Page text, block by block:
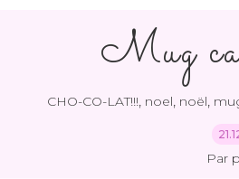
Mug
CHO-CO-LAT!!!, noel, noël,
Par